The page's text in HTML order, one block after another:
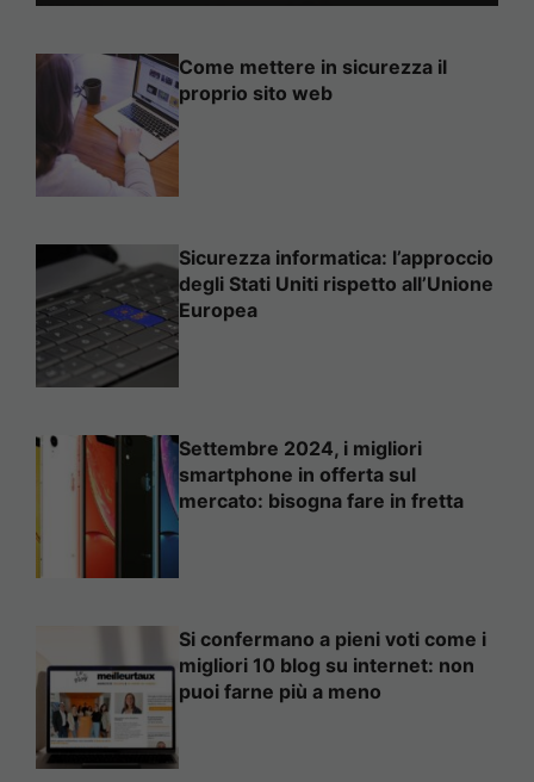
Come mettere in sicurezza il
proprio sito web
Sicurezza informatica: l’approccio
degli Stati Uniti rispetto all’Unione
Europea
Settembre 2024, i migliori
smartphone in offerta sul
mercato: bisogna fare in fretta
Si confermano a pieni voti come i
migliori 10 blog su internet: non
puoi farne più a meno